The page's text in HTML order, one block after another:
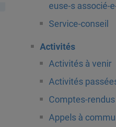
euse-s associé-
Service-conseil
Activités
Activités à venir
Activités
Comptes-
Appels à